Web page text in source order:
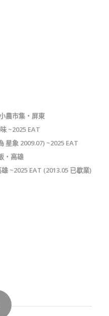
農市集‧屏東
~2025 EAT
象 2009.07) ~2025 EAT
‧高雄
~2025 EAT (2013.05 已歇業)